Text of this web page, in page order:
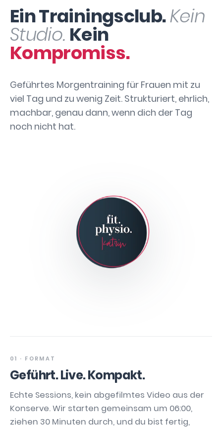
Ein Trainingsclub.Kein
Studio. Kein
Kompromiss.
Geführtes Morgentraining für Frauen mit zu
viel Tag und zu wenig Zeit. Strukturiert, ehrlich,
machbar, genau dann, wenn dich der Tag
noch nicht hat.
01 · FORMAT
Geführt. Live. Kompakt.
Echte Sessions, kein abgefilmtes Video aus der
Konserve. Wir starten gemeinsam um 06:00,
ziehen 30 Minuten durch, und du bist fertig,